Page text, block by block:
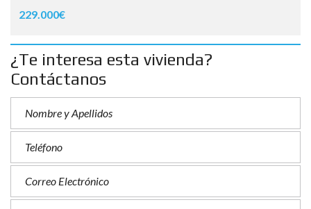
229.000€
¿Te interesa esta vivienda?
Contáctanos